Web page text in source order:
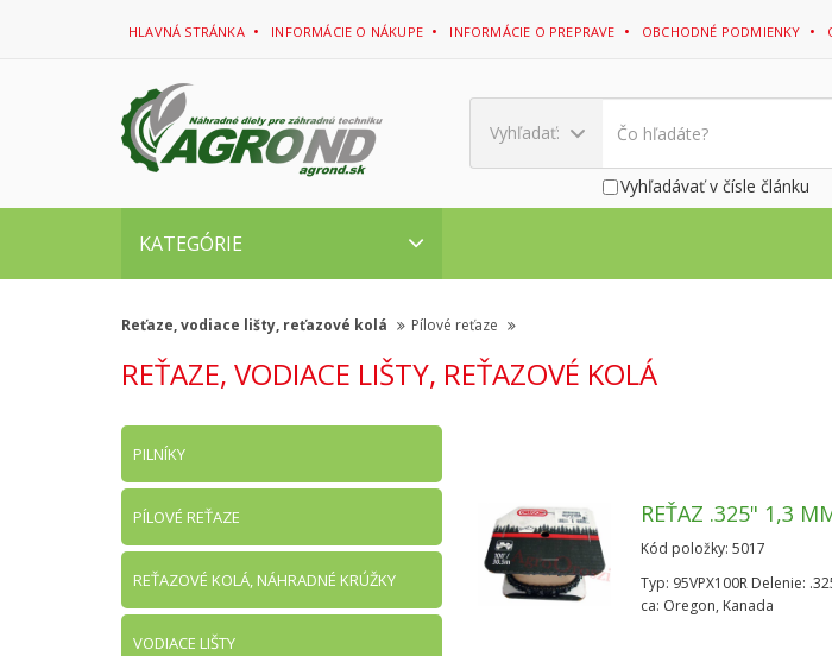
HLAVNÁ STRÁNKA INFORMÁCIE O NÁKUPE INFORMÁCIE O PREPRAVE OBCHODNÉ PODMIENKY
Vyhľadať:
Vyhľadávať v čísle článku
KATEGÓRIE
Reťaze, vodiace lišty, reťazové kolá Pílové reťaze
REŤAZE, VODIACE LIŠTY, REŤAZOVÉ KOLÁ
PILNÍKY
PÍLOVÉ REŤAZE
REŤAZOVÉ KOLÁ, NÁHRADNÉ KRÚŽKY
VODIACE LIŠTY
REŤAZ .325" 1,3
Kód položky: 5017
Typ: 95VPX100R Delenie:
ca: Oregon, Kanada